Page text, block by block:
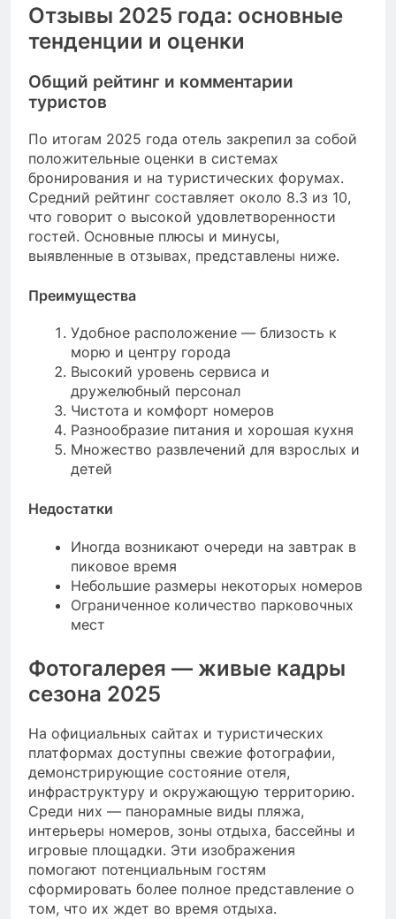
Отзывы 2025 года: основные
тенденции и оценки
Общий рейтинг и комментарии
туристов
По итогам 2025 года отель закрепил за собой
положительные оценки в системах
бронирования и на туристических форумах.
Средний рейтинг составляет около 8.3 из 10,
что говорит о высокой удовлетворенности
гостей. Основные плюсы и минусы,
выявленные в отзывах, представлены ниже.
Преимущества
Удобное расположение — близость к
морю и центру города
Высокий уровень сервиса и
дружелюбный персонал
Чистота и комфорт номеров
Разнообразие питания и хорошая кухня
Множество развлечений для взрослых и
детей
Недостатки
Иногда возникают очереди на завтрак в
пиковое время
Небольшие размеры некоторых номеров
Ограниченное количество парковочных
мест
Фотогалерея — живые кадры
сезона 2025
На официальных сайтах и туристических
платформах доступны свежие фотографии,
демонстрирующие состояние отеля,
инфраструктуру и окружающую территорию.
Среди них — панорамные виды пляжа,
интерьеры номеров, зоны отдыха, бассейны и
игровые площадки. Эти изображения
помогают потенциальным гостям
сформировать более полное представление о
том, что их ждет во время отдыха.